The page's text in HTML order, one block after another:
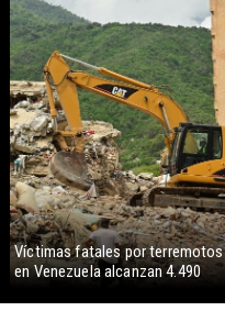
Víctimas fatales por terremotos
en Venezuela alcanzan 4.490